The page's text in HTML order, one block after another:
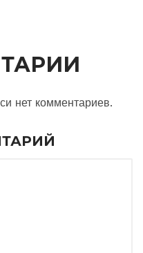
нет комментариев.